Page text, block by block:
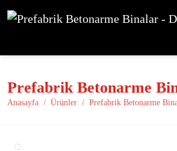
Prefabrik Betonarme
Anasayfa Ürünler Prefabrik Betonarme